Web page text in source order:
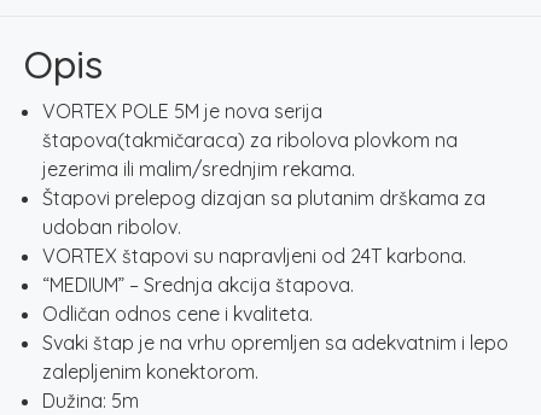
Opis
VORTEX POLE 5M je nova serija
štapova(takmičaraca) za ribolova plovkom na
jezerima ili malim/srednjim rekama.
Štapovi prelepog dizajan sa plutanim drškama za
udoban ribolov.
VORTEX štapovi su napravljeni od 24T karbona.
“MEDIUM” – Srednja akcija štapova.
Odličan odnos cene i kvaliteta.
Svaki štap je na vrhu opremljen sa adekvatnim i lepo
zalepljenim konektorom.
Dužina: 5m